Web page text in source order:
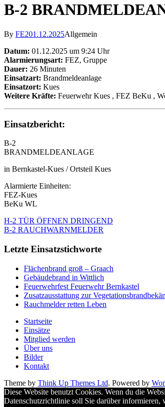
B-2
By FE201.12.2025Allgemein
Datum: 01.12.2025 um 9:24 Uhr
Alarmierungsart: FEZ, Gruppe
Dauer: 26 Minuten
Einsatzart: Brandmeldeanlage
Einsatzort: Kues
Weitere Kräfte: Feuerwehr Kues , FEZ BeKu ,
Einsatzbericht:
B-2
BRANDMELDEANLAGE
in Bernkastel-Kues / Ortsteil Kues
Alarmierte Einheiten:
FEZ-Kues
BeKu WL
H-2 TÜR ÖFFNEN DRINGEND
B-2 RAUCHWARNMELDER
Letzte Einsatzstichworte
Flächenbrand groß – Graach
Gebäudebrand in Wittlich
Feuerwehrfest Feuerwehr Bernkastel
Zusatzausstattung zur
Rauchmelder retten Leben
Startseite
Einsätze
Mitglied werden
Über uns
Bilder
Kontakt
Theme by Think Up Themes Ltd. Powered by
Diese Website benutzt Cookies. Wenn du die
Datenschutzrichtlinie soll Sie darüber informieren,